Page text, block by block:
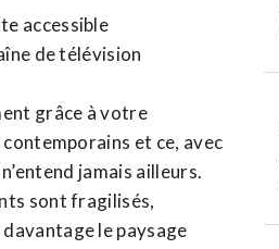
accessible
de télévision
grâce à votre
et ce, avec
jamais ailleurs.
sont fragilisés,
le paysage